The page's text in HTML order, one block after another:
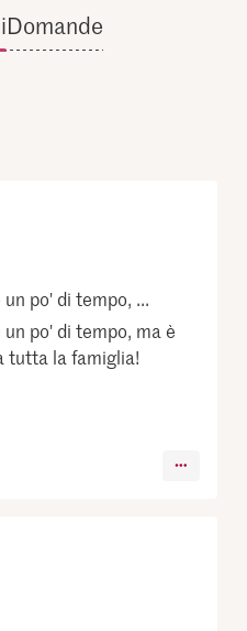
Domande
po' di tempo, ...
po' di tempo, ma è
tutta la famiglia!